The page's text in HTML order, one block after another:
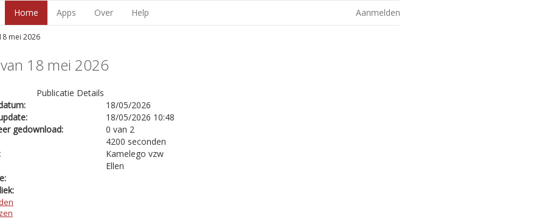
Home Apps Over Help Aanmelden
mei 2026
18 mei 2026
Publicatie Details
18/05/2026
18/05/2026 10:48
gedownload:
0 van 2
4200 seconden
Kamelego vzw
Ellen